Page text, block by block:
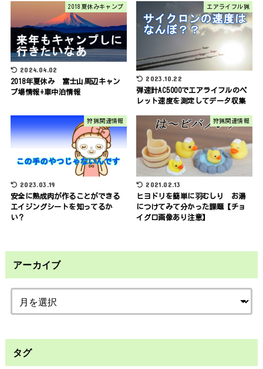
2018夏休みキャンプ
2024.04.02
2018年夏休み 富士山周辺キャン
プ場情報+車中泊情報
エアライフル猟
2023.10.22
弾速計AC5000でエアライフルのペ
レット速度を測定してデータ収集
狩猟関連情報
2023.03.19
安全に熟成肉が作ることができる
エイジングシートを知ってるか
い？
狩猟関連情報
2021.02.13
ヒヨドリを簡単に羽むしり お湯
につけてみて分かった課題【チョ
イグロ画像あり注意】
アーカイブ
タグ